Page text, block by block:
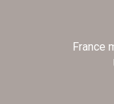
France